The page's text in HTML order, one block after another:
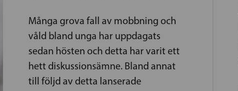
Många grova fall av mobbning och
våld bland unga har uppdagats
sedan hösten och detta har varit ett
hett diskussionsämne. Bland annat
till följd av detta lanserade